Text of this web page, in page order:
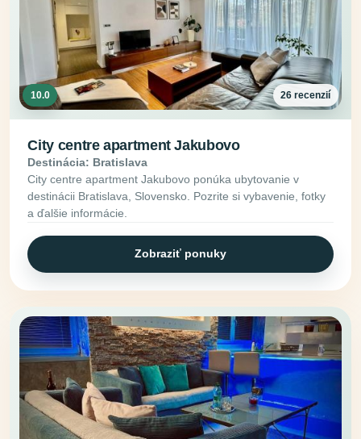
10.0 26 recenzií
City centre apartment Jakubovo
Destinácia: Bratislava
City centre apartment Jakubovo ponúka ubytovanie v
destinácii Bratislava, Slovensko. Pozrite si vybavenie, fotky
a ďalšie informácie.
Zobraziť ponuky